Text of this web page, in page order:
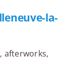
la-
afterworks,